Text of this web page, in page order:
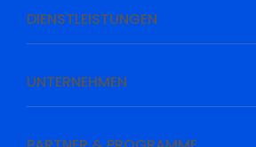
DIENSTLEISTUNGEN
UNTERNEHMEN